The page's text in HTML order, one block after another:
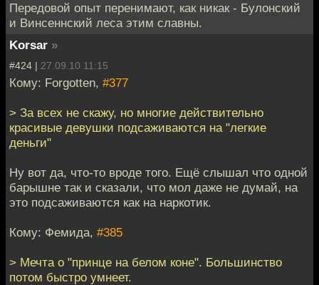
Передовой опыт перенимают, как никак - Булонский
и Винсеннский леса этим славны.
Korsar »
#424 | 27.09.10 11:15
Кому: Forgotten, #377
> За всех не скажу, но многие действительно
красивые девушки подсаживаются на "легкие
деньги"
Ну вот да, что-то вроде того. Ещё слышал что одной
барышне так и сказали, что мол даже не думай, на
это подсаживаются как на наркотик.
Кому: Фемида, #385
> Мечта о "принце на белом коне". Большинство
потом быстро умнеет.